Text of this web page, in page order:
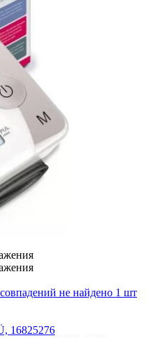
не найдено 1 шт
16825276